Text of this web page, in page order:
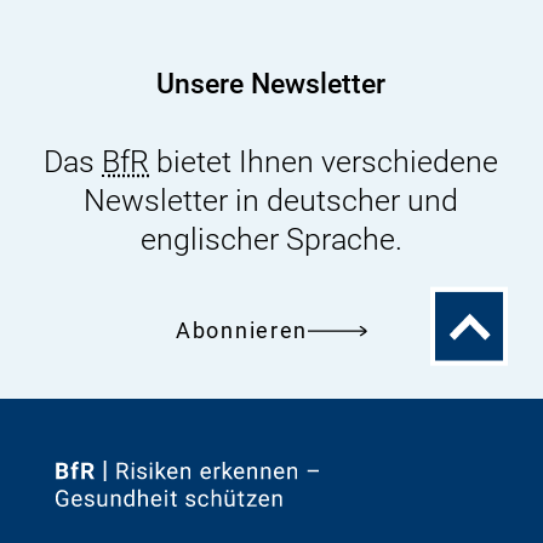
Unsere Newsletter
Das BfR bietet Ihnen verschiedene
Newsletter in deutscher und
englischer Sprache.
Abonnieren
Zum
Zur